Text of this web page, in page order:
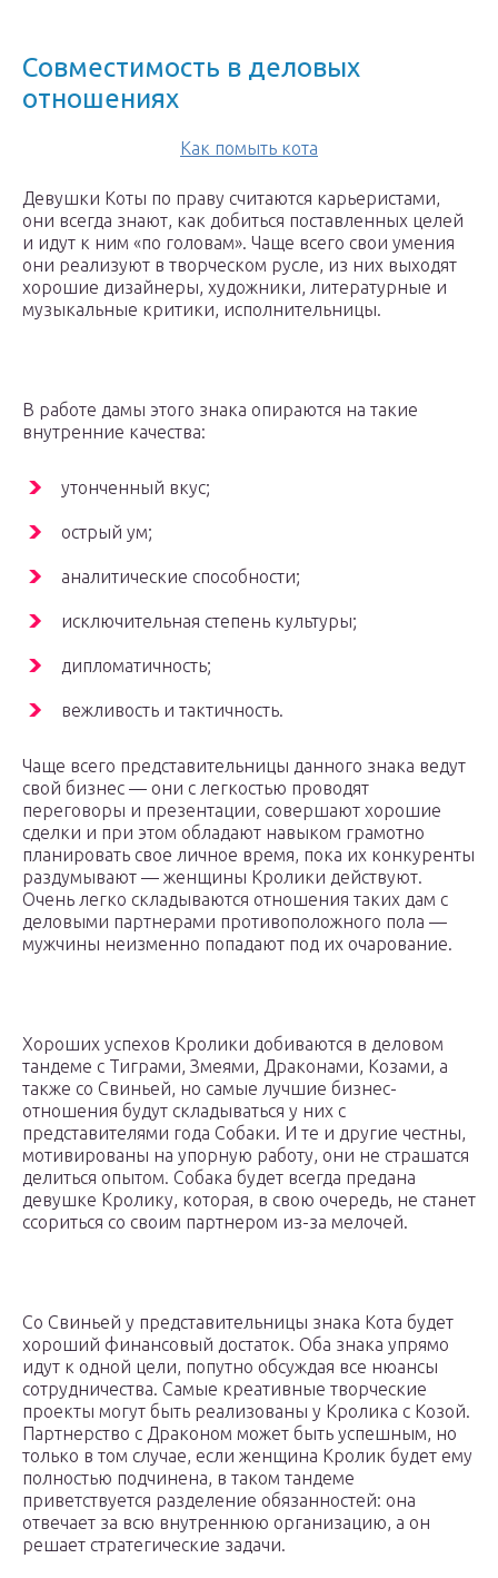
Совместимость в деловых
отношениях
Как помыть кота
Девушки Коты по праву считаются карьеристами,
они всегда знают, как добиться поставленных целей
и идут к ним «по головам». Чаще всего свои умения
они реализуют в творческом русле, из них выходят
хорошие дизайнеры, художники, литературные и
музыкальные критики, исполнительницы.
В работе дамы этого знака опираются на такие
внутренние качества:
утонченный вкус;
острый ум;
аналитические способности;
исключительная степень культуры;
дипломатичность;
вежливость и тактичность.
Чаще всего представительницы данного знака ведут
свой бизнес — они с легкостью проводят
переговоры и презентации, совершают хорошие
сделки и при этом обладают навыком грамотно
планировать свое личное время, пока их конкуренты
раздумывают — женщины Кролики действуют.
Очень легко складываются отношения таких дам с
деловыми партнерами противоположного пола —
мужчины неизменно попадают под их очарование.
Хороших успехов Кролики добиваются в деловом
тандеме с Тиграми, Змеями, Драконами, Козами, а
также со Свиньей, но самые лучшие бизнес-
отношения будут складываться у них с
представителями года Собаки. И те и другие честны,
мотивированы на упорную работу, они не страшатся
делиться опытом. Собака будет всегда предана
девушке Кролику, которая, в свою очередь, не станет
ссориться со своим партнером из-за мелочей.
Со Свиньей у представительницы знака Кота будет
хороший финансовый достаток. Оба знака упрямо
идут к одной цели, попутно обсуждая все нюансы
сотрудничества. Самые креативные творческие
проекты могут быть реализованы у Кролика с Козой.
Партнерство с Драконом может быть успешным, но
только в том случае, если женщина Кролик будет ему
полностью подчинена, в таком тандеме
приветствуется разделение обязанностей: она
отвечает за всю внутреннюю организацию, а он
решает стратегические задачи.